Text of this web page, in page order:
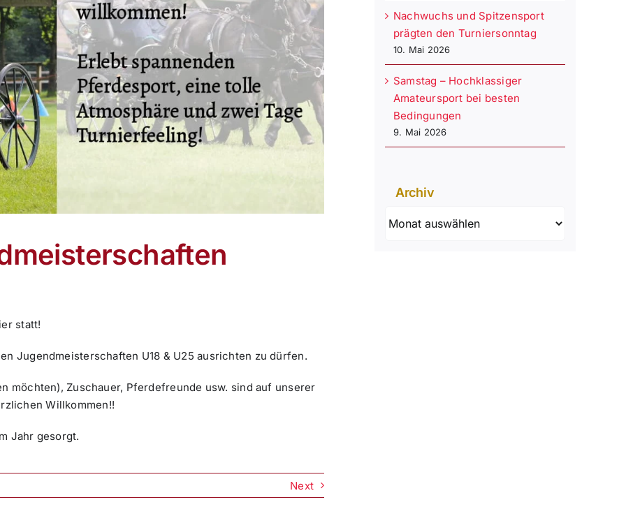
statt!
Jugendmeisterschaften U18 & U25 ausrichten zu dürfen.
möchten), Zuschauer, Pferdefreunde usw. sind auf unserer
Willkommen!!
Jahr gesorgt.
Next
Nachwuchs und Spitzensport
prägten den Turniersonntag
10. Mai 2026
Samstag – Hochklassiger
Amateursport bei besten
Bedingungen
9. Mai 2026
Archiv